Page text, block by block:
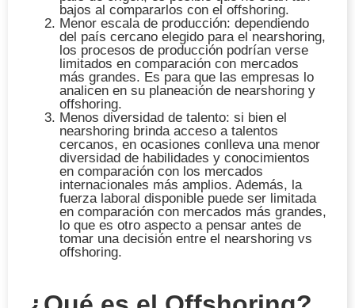
bajos al compararlos con el offshoring.
Menor escala de producción: dependiendo
del país cercano elegido para el nearshoring,
los procesos de producción podrían verse
limitados en comparación con mercados
más grandes. Es para que las empresas lo
analicen en su planeación de nearshoring y
offshoring.
Menos diversidad de talento: si bien el
nearshoring brinda acceso a talentos
cercanos, en ocasiones conlleva una menor
diversidad de habilidades y conocimientos
en comparación con los mercados
internacionales más amplios. Además, la
fuerza laboral disponible puede ser limitada
en comparación con mercados más grandes,
lo que es otro aspecto a pensar antes de
tomar una decisión entre el nearshoring vs
offshoring.